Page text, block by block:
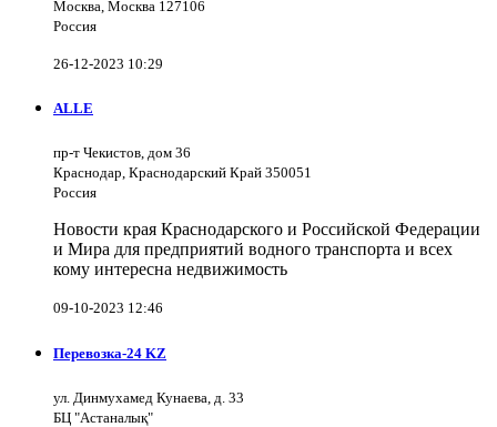
Москва, Москва 127106
Россия
26-12-2023 10:29
ALLE
пр-т Чекистов, дом 36
Краснодар, Краснодарский Край 350051
Россия
Новости края Краснодарского и Российской Федерации
и Мира для предприятий водного транспорта и всех
кому интересна недвижимость
09-10-2023 12:46
Перевозка-24 KZ
ул. Динмухамед Кунаева, д. 33
БЦ "Астаналық"